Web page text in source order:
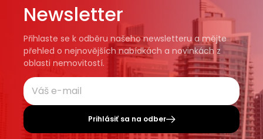
Newsletter
Přihlaste se k odběru našeho newsletteru a mějte
přehled o nejnovějších nabídkách a novinkách z
oblasti nemovitostí.
Prihlásiť sa na odber